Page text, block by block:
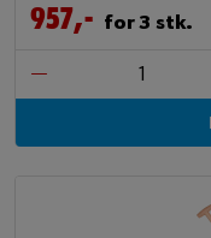
957,- for 3 stk.